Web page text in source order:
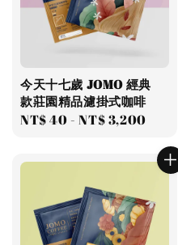
今天十七歲 JOMO 經典
款莊園精品濾掛式咖啡
Regular
NT$ 40 -NT$ 3,200